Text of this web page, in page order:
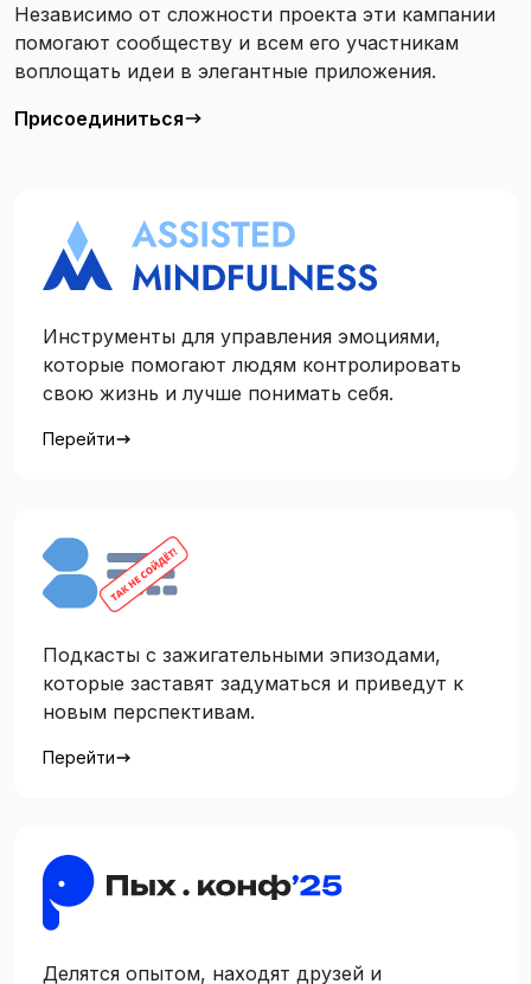
Независимо от сложности проекта эти кампании
помогают сообществу и всем его участникам
воплощать идеи в элегантные приложения.
Присоединиться
Инструменты для управления эмоциями,
которые помогают людям контролировать
свою жизнь и лучше понимать себя.
Перейти
Подкасты c зажигательными эпизодами,
которые заставят задуматься и приведут к
новым перспективам.
Перейти
Делятся опытом, находят друзей и